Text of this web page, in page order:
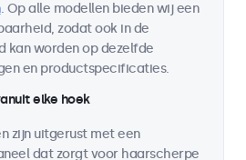
. Op alle modellen bieden wij een
zodat ook in de
kan worden op dezelfde
en productspecificaties.
elke hoek
zijn uitgerust met een
dat zorgt voor haarscherpe